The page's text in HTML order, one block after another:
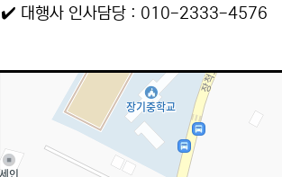
✔️ 대행사 인사담당 : 010-2333-4576